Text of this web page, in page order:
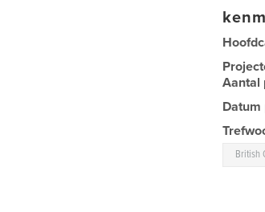
Aantal
Datum
British